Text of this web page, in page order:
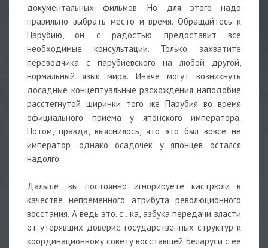
документальных фильмов. Но для этого надо
правильно выбрать место и время. Обращайтесь к
Парубию, он с радостью предоставит все
необходимые консультации. Только захватите
переводчика с парубиевского на любой другой,
нормальный язык мира. Иначе могут возникнуть
досадные концептуальные расхождения наподобие
расстегнутой ширинки того же Парубия во время
официального приема у японского императора.
Потом, правда, выяснилось, что это был вовсе не
император, однако осадочек у японцев остался
надолго.
Дальше: вы постоянно игнорируете кастрюли в
качестве непременного атрибута революционного
восстания. А ведь это, с...ка, азбука передачи власти
от утерявших доверие государственных структур к
координационному совету восставшей Беларуси с ее